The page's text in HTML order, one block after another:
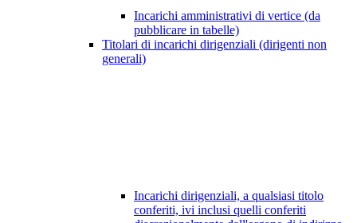
Incarichi amministrativi di vertice (da
pubblicare in tabelle)
Titolari di incarichi dirigenziali (dirigenti non
generali)
Incarichi dirigenziali, a qualsiasi titolo
conferiti, ivi inclusi quelli conferiti